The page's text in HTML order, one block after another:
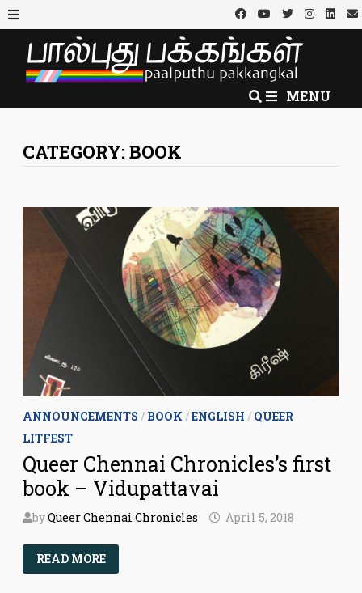
Skip
to
content
MENU
MENU
CATEGORY:BOOK
ANNOUNCEMENTS /BOOK /ENGLISH /QUEER
LITFEST
Queer Chennai Chronicles’s first
book – Vidupattavai
byQueer Chennai Chronicles April 5, 2018
QUEER
CHENNAI
CHRONICLES’S
READ MORE